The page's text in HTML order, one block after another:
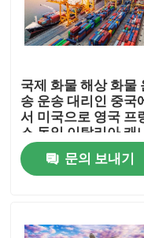
집
제품
비디오
국제 화물 해상 화물
송 운송 대리인 중국
서 미국으로 영국 프
스 독일 이탈리아 캐
다
문의 보내기